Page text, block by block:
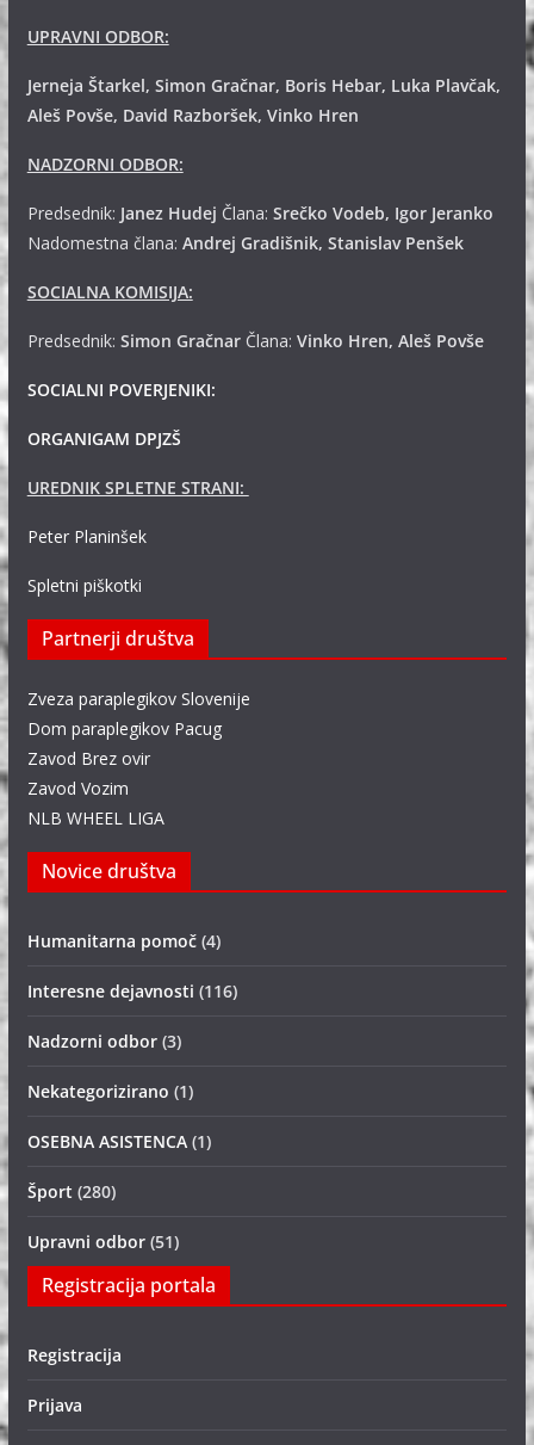
UPRAVNI ODBOR:
Jerneja Štarkel, Simon Gračnar, Boris Hebar, Luka Plavčak,
Aleš Povše, David Razboršek, Vinko Hren
NADZORNI ODBOR:
Predsednik: Janez Hudej Člana: Srečko Vodeb, Igor Jeranko
Nadomestna člana: Andrej Gradišnik, Stanislav Penšek
SOCIALNA KOMISIJA:
Predsednik: Simon GračnarČlana: Vinko Hren, Aleš Povše
SOCIALNI POVERJENIKI:
ORGANIGAM DPJZŠ
UREDNIK SPLETNE STRANI:
Peter Planinšek
Spletni piškotki
Partnerji društva
Zveza paraplegikov Slovenije
Dom paraplegikov Pacug
Zavod Brez ovir
Zavod Vozim
NLB WHEEL LIGA
Novice društva
Humanitarna pomoč(4)
Interesne dejavnosti (116)
Nadzorni odbor(3)
Nekategorizirano (1)
OSEBNA ASISTENCA(1)
Šport (280)
Upravni odbor(51)
Registracija portala
Registracija
Prijava